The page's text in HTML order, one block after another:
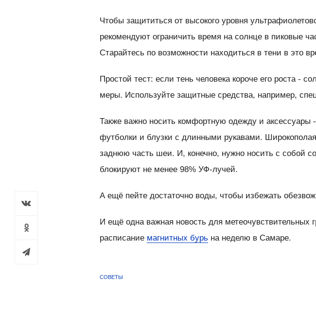
Чтобы защититься от высокого уровня
рекомендуют ограничить время на солнце в пиковые
Старайтесь по возможности находиться в тени в это
Простой тест: если тень человека короче его роста -
меры. Используйте защитные средства, например,
Также важно носить комфортную одежду и
футболки и блузки с длинными рукавами.
заднюю часть шеи. И, конечно, нужно носить с собой
блокируют не менее 98% УФ-лучей.
А ещё пейте достаточно воды, чтобы избежать
И ещё одна важная новость для метеочувствительных
расписание магнитных бурь на неделю в Самаре.
СОВЕТЫ